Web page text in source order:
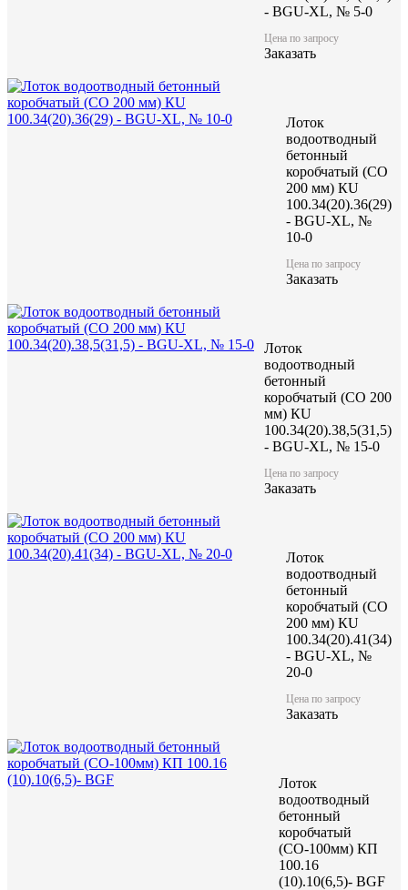
- BGU-XL, № 5-0
Цена по запросу
Заказать
Лоток
водоотводный
бетонный
коробчатый (CO
200 мм) КU
100.34(20).36(29)
- BGU-XL, №
10-0
Цена по запросу
Заказать
Лоток
водоотводный
бетонный
коробчатый (CO 200
мм) КU
100.34(20).38,5(31,5)
- BGU-XL, № 15-0
Цена по запросу
Заказать
Лоток
водоотводный
бетонный
коробчатый (CO
200 мм) КU
100.34(20).41(34)
- BGU-XL, №
20-0
Цена по запросу
Заказать
Лоток
водоотводный
бетонный
коробчатый
(СО-100мм) КП
100.16
(10).10(6,5)- BGF